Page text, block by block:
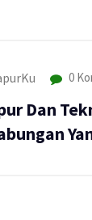
0
Dan